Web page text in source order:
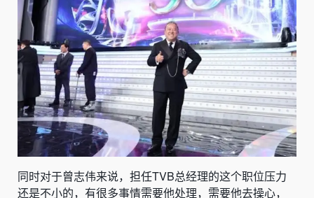
同时对于曾志伟来说，担任TVB总经理的这个职位压力
还是不小的，有很多事情需要他处理，需要他去操心，